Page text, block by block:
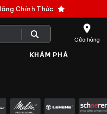
Chính Thức
Cửa hàng
KHÁM PHÁ